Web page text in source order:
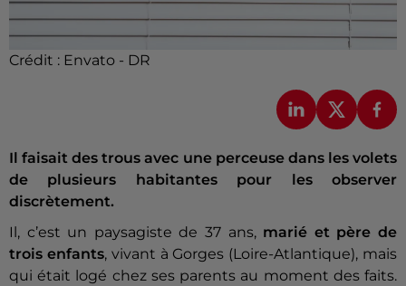
Crédit : Envato - DR
Il faisait des trous avec une perceuse dans les volets
de plusieurs habitantes pour les observer
discrètement.
Il, c’est un paysagiste de 37 ans, marié et père de
trois enfants, vivant à Gorges (Loire-Atlantique), mais
qui était logé chez ses parents au moment des faits.